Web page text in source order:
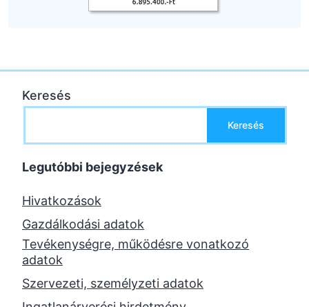
Keresés
Keresés
Legutóbbi bejegyzések
Hivatkozások
Gazdálkodási adatok
Tevékenységre, működésre vonatkozó
adatok
Szervezeti, személyzeti adatok